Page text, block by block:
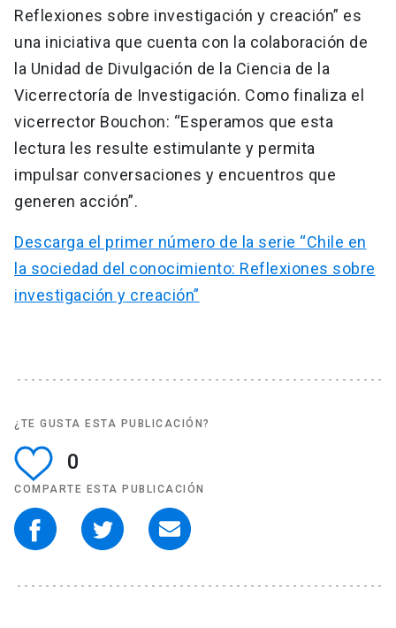
Reflexiones sobre investigación y creación” es
una iniciativa que cuenta con la colaboración de
la Unidad de Divulgación de la Ciencia de la
Vicerrectoría de Investigación. Como finaliza el
vicerrector Bouchon: “Esperamos que esta
lectura les resulte estimulante y permita
impulsar conversaciones y encuentros que
generen acción”.
Descarga el primer número de la serie “Chile en
la sociedad del conocimiento: Reflexiones sobre
investigación y creación”
¿TE GUSTA ESTA PUBLICACIÓN?
0
COMPARTE ESTA PUBLICACIÓN